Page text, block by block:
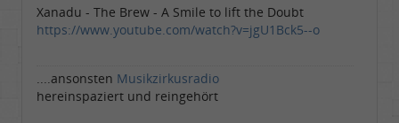
Xanadu - The Brew - A Smile to lift the Doubt
https://www.youtube.com/watch?v=jgU1Bck5--o
....ansonsten Musikzirkusradio
hereinspaziert und reingehört